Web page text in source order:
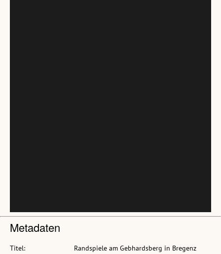
Metadaten
Titel:
Randspiele am Gebhardsberg in Bregenz